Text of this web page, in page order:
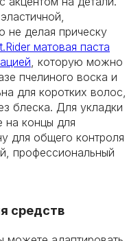
не делая прическу
матовая паста
, которую можно
пчелиного воска и
для коротких волос,
блеска. Для укладки
на концы для
для общего контроля
профессиональный
средств